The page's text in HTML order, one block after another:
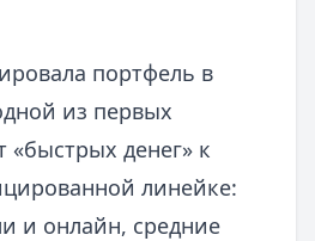
портфель в
из первых
«быстрых денег» к
линейке:
и онлайн, средние